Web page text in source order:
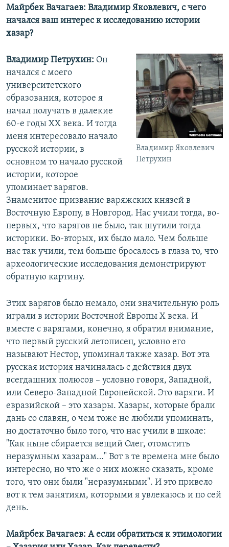
Майрбек Вачагаев: Владимир Яковлевич, с чего
начался ваш интерес к исследованию истории
хазар?
Владимир Яковлевич
Петрухин
Владимир Петрухин: Он
начался с моего
университетского
образования, которое я
начал получать в далекие
60-е годы XX века. И тогда
меня интересовало начало
русской истории, в
основном то начало русской
истории, которое
упоминает варягов.
Знаменитое призвание варяжских князей в
Восточную Европу, в Новгород. Нас учили тогда, во-
первых, что варягов не было, так шутили тогда
историки. Во-вторых, их было мало. Чем больше
нас так учили, тем больше бросалось в глаза то, что
археологические исследования демонстрируют
обратную картину.
Этих варягов было немало, они значительную роль
играли в истории Восточной Европы X века. И
вместе с варягами, конечно, я обратил внимание,
что первый русский летописец, условно его
называют Нестор, упоминал также хазар. Вот эта
русская история начиналась с действия двух
всегдашних полюсов – условно говоря, Западной,
или Северо-Западной Европейской. Это варяги. И
евразийской – это хазары. Хазары, которые брали
дань со славян, о чем тоже не любили упоминать,
но достаточно было того, что нас учили в школе:
"Как ныне сбирается вещий Олег, отомстить
неразумным хазарам…" Вот в те времена мне было
интересно, но что же о них можно сказать, кроме
того, что они были "неразумными". И это привело
вот к тем занятиям, которыми я увлекаюсь и по сей
день.
Майрбек Вачагаев: А если обратиться к этимологии